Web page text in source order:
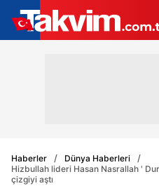
Haberler
Dünya Haberleri
Hizbullah lideri Hasan Nasrallah '
çizgiyi aştı